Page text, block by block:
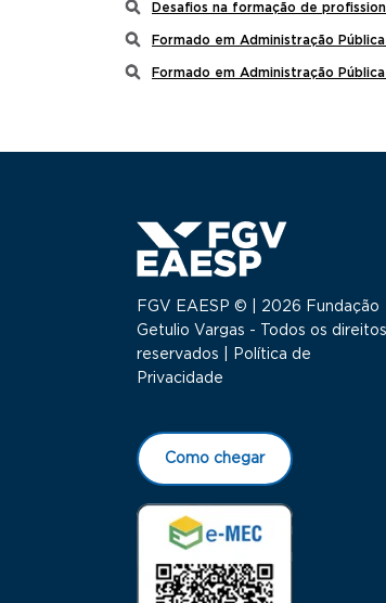
Desafios na formação de
Formado em Administração
Formado em Administração
FGV EAESP © | 2026 Fundação
Getulio Vargas - Todos os direitos
reservados |
Política de
Privacidade
Como chegar